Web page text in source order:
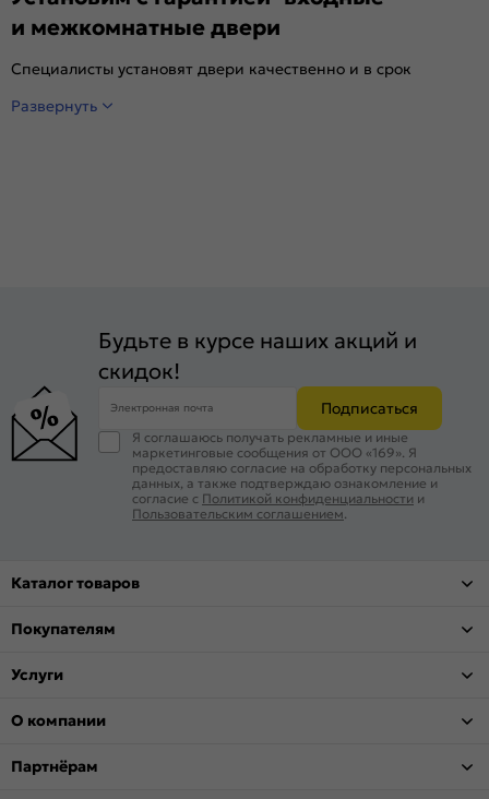
и межкомнатные двери
Специалисты установят двери качественно и в срок
Развернуть
Будьте в курсе наших акций и
скидок!
Электронная почта Подписаться
Я соглашаюсь получать рекламные и иные
маркетинговые сообщения от ООО «169». Я
предоставляю согласие на обработку персональных
данных, а также подтверждаю ознакомление и
согласие с Политикой конфиденциальности и
Пользовательским соглашением
Каталог товаров
Покупателям
Услуги
О компании
Партнёрам